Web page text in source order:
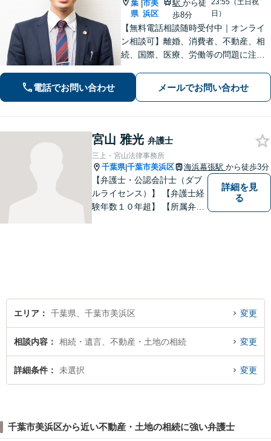
葉
県
|市美
浜区
駅から徒
歩8分
23:55（土日祝
日）
【無料電話相談随時受付中｜オンライ
ン相談可】離婚、消費者、不動産、相
続、国際、医療、労働等の問題に注力
した。相談者・依頼者に寄り添った対
応を心がけ、他事務所で難しいと言わ
電話でお問い合わせ メールでお問い合わせ
宮山 雅光 弁護士
三上・宮山法律事務所
千葉県|千葉市美浜区 海浜幕張駅 から徒歩3分
【弁護士・公認会計士（ダブ
ルライセンス）】 【弁護士経
験年数１０年超】 【所属弁護
詳細を見
る
エリア 千葉県、千葉市美浜区 変更
相談内容 相続・遺言、不動産・土地の相続 変更
詳細条件 未選択 変更
千葉市美浜区から近い不動産・土地の相続に強い弁護士